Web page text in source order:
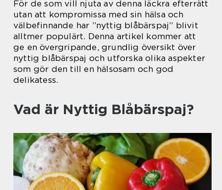
För de som vill njuta av denna läckra efterrätt
utan att kompromissa med sin hälsa och
välbefinnande har ”nyttig blåbärspaj” blivit
alltmer populärt. Denna artikel kommer att
ge en övergripande, grundlig översikt över
nyttig blåbärspaj och utforska olika aspekter
som gör den till en hälsosam och god
delikatess.
Vad är Nyttig Blåbärspaj?